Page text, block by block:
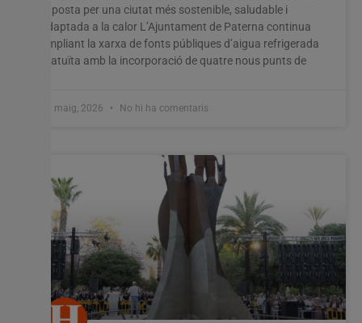
l’aposta per una ciutat més sostenible, saludable i
adaptada a la calor L’Ajuntament de Paterna continua
ampliant la xarxa de fonts públiques d’aigua refrigerada
gratuïta amb la incorporació de quatre nous punts de
26 maig, 2026 No hi ha comentaris